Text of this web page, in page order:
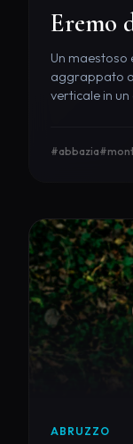
Eremo
Un maestoso
aggrappato
verticale in un
#abbazia
ABRUZZO